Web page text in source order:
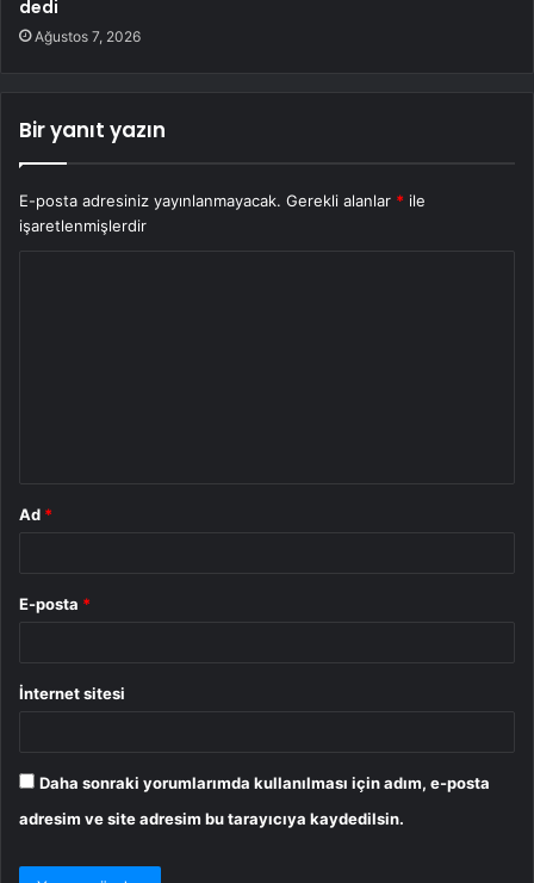
dedi
Ağustos 7, 2026
Bir yanıt yazın
E-posta adresiniz yayınlanmayacak. Gerekli alanlar * ile
işaretlenmişlerdir
Ad *
E-posta *
İnternet sitesi
Daha sonraki yorumlarımda kullanılması için adım, e-posta
adresim ve site adresim bu tarayıcıya kaydedilsin.